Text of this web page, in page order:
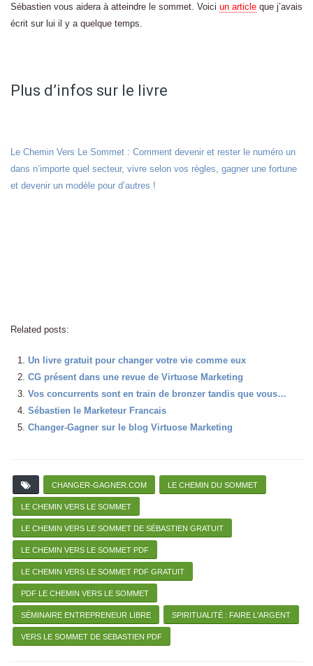
Sébastien vous aidera à atteindre le sommet. Voici un article que j’avais
écrit sur lui il y a quelque temps.
Plus d’infos sur le livre
Le Chemin Vers Le Sommet : Comment devenir et rester le numéro un
dans n’importe quel secteur, vivre selon vos règles, gagner une fortune
et devenir un modèle pour d’autres !
Related posts:
Un livre gratuit pour changer votre vie comme eux
CG présent dans une revue de Virtuose Marketing
Vos concurrents sont en train de bronzer tandis que vous…
Sébastien le Marketeur Francais
Changer-Gagner sur le blog Virtuose Marketing
CHANGER-GAGNER.COM LE CHEMIN DU SOMMET
LE CHEMIN VERS LE SOMMET
LE CHEMIN VERS LE SOMMET DE SÉBASTIEN GRATUIT
LE CHEMIN VERS LE SOMMET PDF
LE CHEMIN VERS LE SOMMET PDF GRATUIT
PDF LE CHEMIN VERS LE SOMMET
SÉMINAIRE ENTREPRENEUR LIBRE SPIRITUALITÉ : FAIRE L'ARGENT
VERS LE SOMMET DE SEBASTIEN PDF